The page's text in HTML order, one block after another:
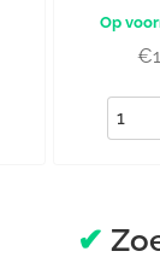
€
Aantal
✔